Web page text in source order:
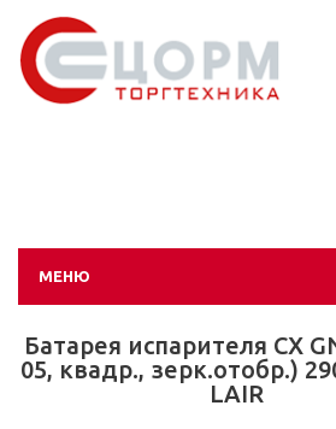
МЕНЮ
Батарея испарителя СХ
05, квадр., зерк.отобр.)
LAIR